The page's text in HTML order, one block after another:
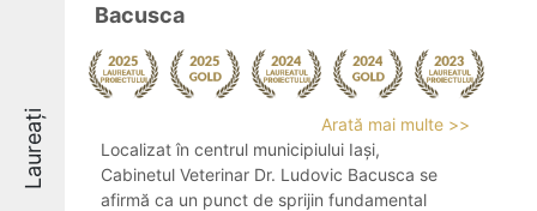
Laureați
Bacusca
Arată mai multe >>
Localizat în centrul municipiului Iași,
Cabinetul Veterinar Dr. Ludovic Bacusca se
afirmă ca un punct de sprijin fundamental